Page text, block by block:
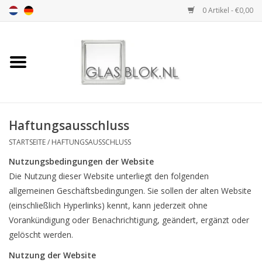
0 Artikel - €0,00
Startseite
DESIGN COLLECTION
TECHNOLOGY
COLLECTION
INSTALLATION |
ACCESSORIES
DIMENSION
Haftungsausschluss
STARTSEITE/ HAFTUNGSAUSSCHLUSS
Nutzungsbedingungen der Website
Die Nutzung dieser Website unterliegt den folgenden
allgemeinen Geschäftsbedingungen. Sie sollen der alten Website
(einschließlich Hyperlinks) kennt, kann jederzeit ohne
Vorankündigung oder Benachrichtigung, geändert, ergänzt oder
gelöscht werden.
Nutzung der Website